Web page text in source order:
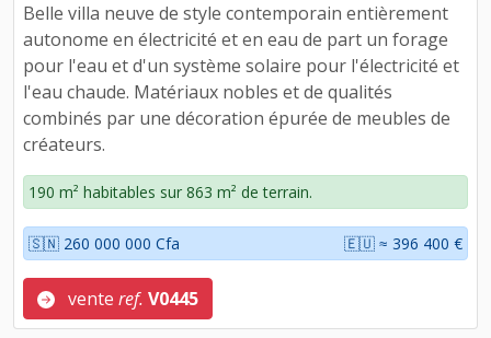
Belle villa neuve de style contemporain entièrement
autonome en électricité et en eau de part un forage
pour l'eau et d'un système solaire pour l'électricité et
l'eau chaude. Matériaux nobles et de qualités
combinés par une décoration épurée de meubles de
créateurs.
190 m² habitables sur 863 m² de terrain.
🇸🇳 260 000 000 Cfa 🇪🇺 ≈ 396 400 €
vente ref. V0445